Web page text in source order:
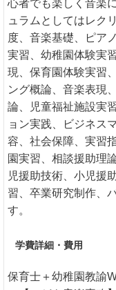
心者でも楽しく音楽
ュラムとしてはレク
度、音楽基礎、ピア
実習、幼稚園体験実
現、保育園体験実習
ング概論、音楽表現
論、児童福祉施設実
ョン実践、ビジネス
容、社会保障、実習
園実習、相談援助理
児援助技術、小児援
習、卒業研究制作、
す。
学費詳細・費用
保育士＋幼稚園教諭